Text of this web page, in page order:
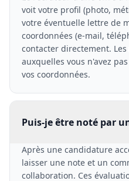
voit votre profil (photo,
votre éventuelle lettre de
coordonnées (e-mail,
contacter directement.
auxquelles vous n'avez
vos coordonnées.
Puis-je être noté par
Après une candidature
laisser une note et un
collaboration. Ces